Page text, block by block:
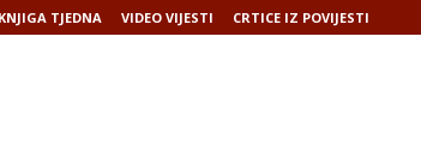
KNJIGA TJEDNA VIDEO VIJESTI CRTICE IZ POVIJESTI